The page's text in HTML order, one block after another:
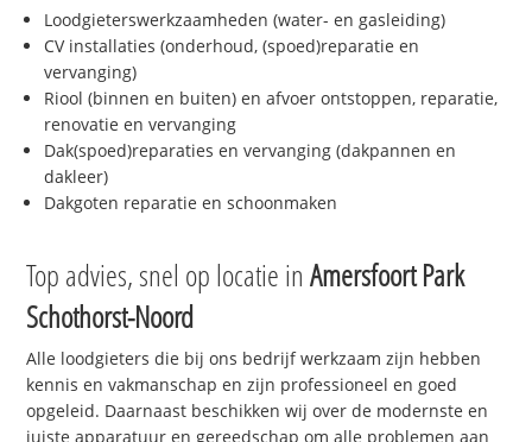
Loodgieterswerkzaamheden (water- en gasleiding)
CV installaties (onderhoud, (spoed)reparatie en
vervanging)
Riool (binnen en buiten) en afvoer ontstoppen, reparatie,
renovatie en vervanging
Dak(spoed)reparaties en vervanging (dakpannen en
dakleer)
Dakgoten reparatie en schoonmaken
Top advies, snel op locatie inAmersfoort Park
Schothorst-Noord
Alle loodgieters die bij ons bedrijf werkzaam zijn hebben
kennis en vakmanschap en zijn professioneel en goed
opgeleid. Daarnaast beschikken wij over de modernste en
juiste apparatuur en gereedschap om alle problemen aan